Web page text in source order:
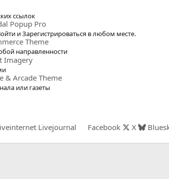
ссылок
Popup Pro
и Зарегистрироваться в любом месте.
Theme
направленности
Imagery
& Arcade Theme
или газеты
Livejournal Facebook X